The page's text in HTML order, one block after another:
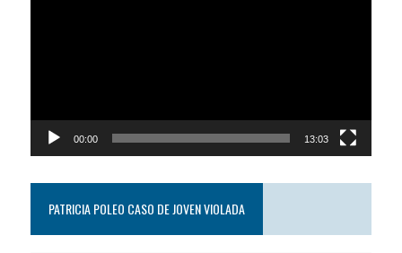
00:00 13:03
PATRICIA POLEO CASO DE JOVEN VIOLADA